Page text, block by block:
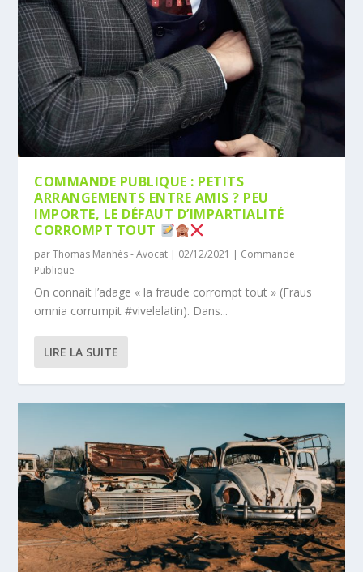
COMMANDE PUBLIQUE : PETITS
ARRANGEMENTS ENTRE AMIS ? PEU
IMPORTE, LE DÉFAUT D’IMPARTIALITÉ
CORROMPT TOUT
parThomas Manhès - Avocat | 02/12/2021 | Commande
Publique
On connait l’adage « la fraude corrompt tout » (Fraus
omnia corrumpit #vivelelatin). Dans...
LIRE LA SUITE